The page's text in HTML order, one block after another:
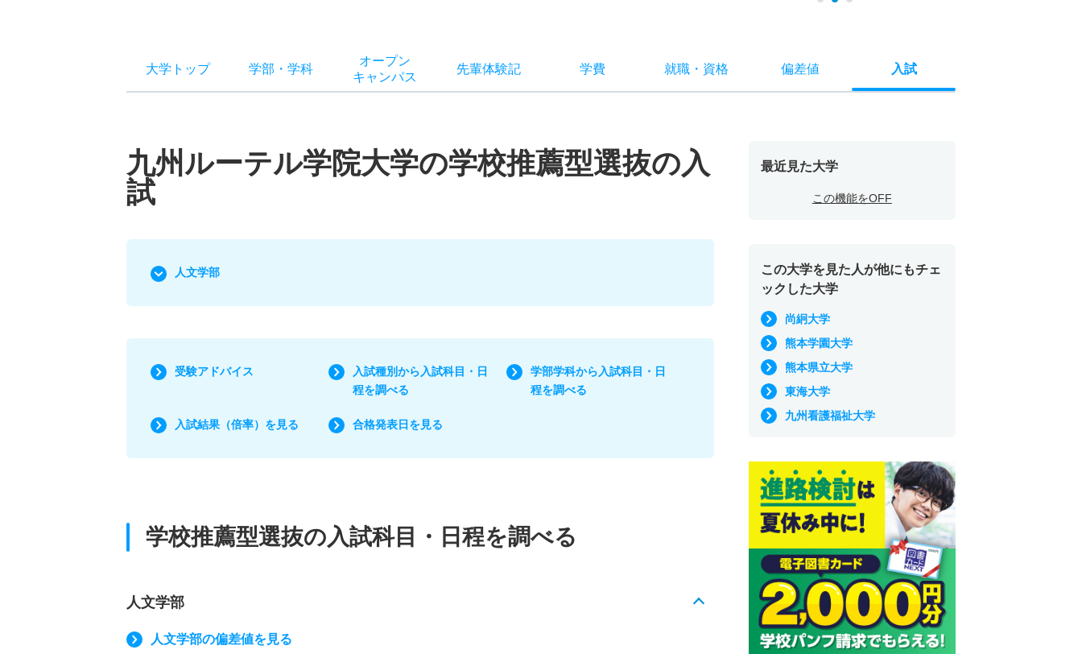
大学トップ 学部 ・ 学科
オープン
キャンパス
先輩体験記 学費 就職・ 資格 偏差値 入試
九州ルーテル学院大学の学校推薦型選抜の入
試
人文学部
受験アドバイス
入試種別から入試科目・日
程を調べる
学部学科から入試科目・日
程を調べる
入試結果（倍率）を見る 合格発表日を見る
学校推薦型選抜の入試科目・日程を調べる
人文学部
人文学部の偏差値を見る
最近見た大学
この機能をOFF
この大学を見た人が他にもチェ
ックした大学
尚絅大学
熊本学園大学
熊本県立大学
東海大学
九州看護福祉大学